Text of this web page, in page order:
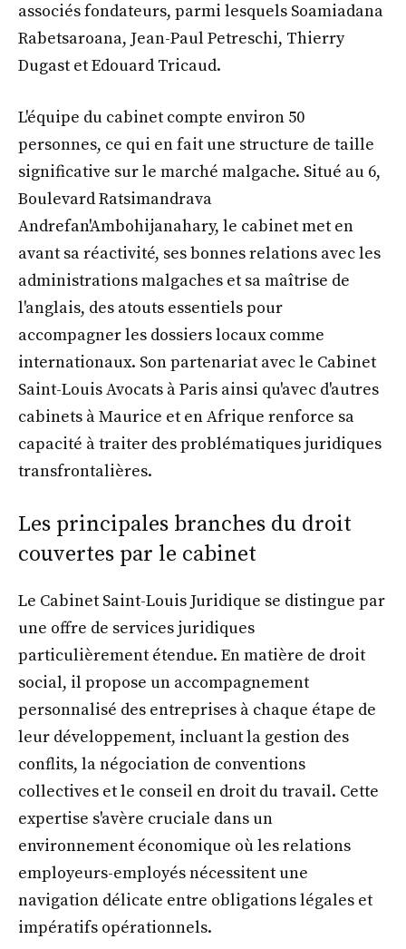
associés fondateurs, parmi lesquels Soamiadana
Rabetsaroana, Jean-Paul Petreschi, Thierry
Dugast et Edouard Tricaud.
L'équipe du cabinet compte environ 50
personnes, ce qui en fait une structure de taille
significative sur le marché malgache. Situé au 6,
Boulevard Ratsimandrava
Andrefan'Ambohijanahary, le cabinet met en
avant sa réactivité, ses bonnes relations avec les
administrations malgaches et sa maîtrise de
l'anglais, des atouts essentiels pour
accompagner les dossiers locaux comme
internationaux. Son partenariat avec le Cabinet
Saint-Louis Avocats à Paris ainsi qu'avec d'autres
cabinets à Maurice et en Afrique renforce sa
capacité à traiter des problématiques juridiques
transfrontalières.
Les principales branches du droit
couvertes par le cabinet
Le Cabinet Saint-Louis Juridique se distingue par
une offre de services juridiques
particulièrement étendue. En matière de droit
social, il propose un accompagnement
personnalisé des entreprises à chaque étape de
leur développement, incluant la gestion des
conflits, la négociation de conventions
collectives et le conseil en droit du travail. Cette
expertise s'avère cruciale dans un
environnement économique où les relations
employeurs-employés nécessitent une
navigation délicate entre obligations légales et
impératifs opérationnels.